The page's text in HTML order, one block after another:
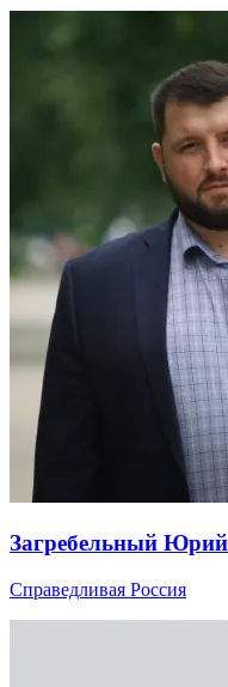
Загребельный
Справедливая Россия